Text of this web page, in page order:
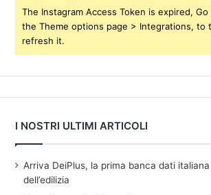
The Instagram Access Token is expired, Go
the Theme options page > Integrations, to
refresh it.
I NOSTRI ULTIMI ARTICOLI
Arriva DeiPlus, la prima banca dati italiana
dell’edilizia